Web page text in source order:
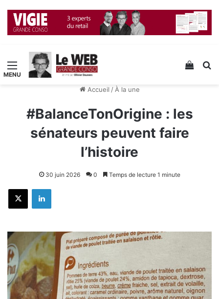
Menu Voir
Accueil / À la une
#BalanceTonOrigine : les
sénateurs peuvent faire
l’histoire
30 juin 2026 0 Temps de lecture 1 minute
X Linkedin